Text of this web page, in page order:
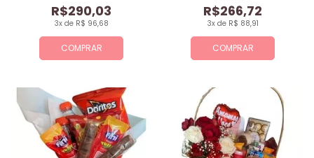
COMPRAR
3x de R$ 96,68
R$290,03
COMPRAR
3x de R$ 88,91
R$266,72